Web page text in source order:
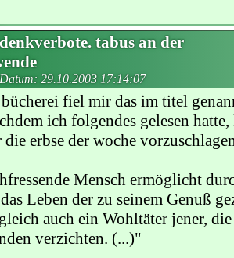
tabus an der
29.10.2003 17:14:07
fiel mir das im titel
ich folgendes gelesen
erbse der woche
Mensch ermöglicht
Leben der zu seinem Genuß
auch ein Wohltäter jener,
verzichten. (...)"